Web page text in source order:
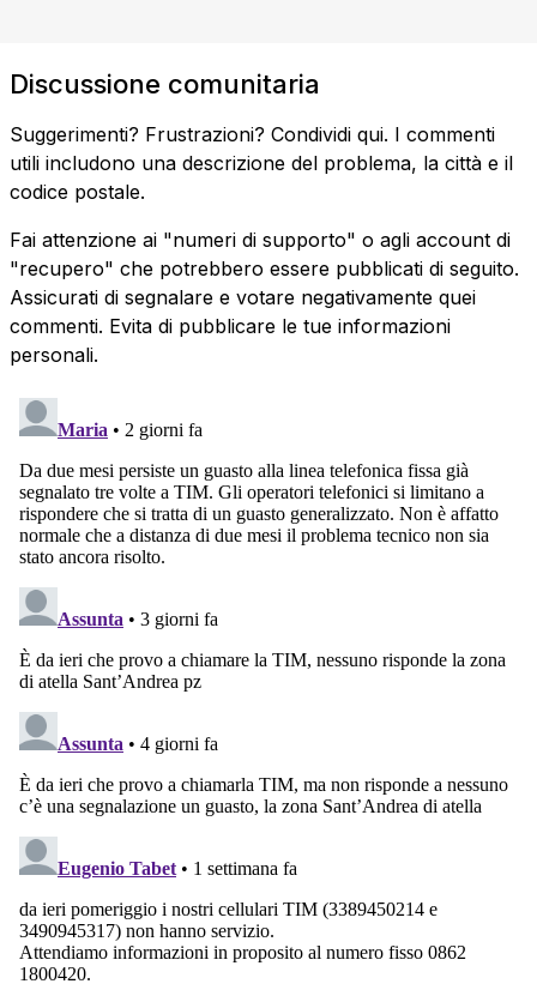
Discussione comunitaria
Suggerimenti? Frustrazioni? Condividi qui. I commenti
utili includono una descrizione del problema, la città e il
codice postale.
Fai attenzione ai "numeri di supporto" o agli account di
"recupero" che potrebbero essere pubblicati di seguito.
Assicurati di segnalare e votare negativamente quei
commenti. Evita di pubblicare le tue informazioni
personali.